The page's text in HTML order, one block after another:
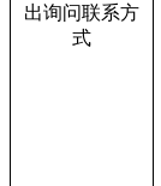
出询问联系方
式